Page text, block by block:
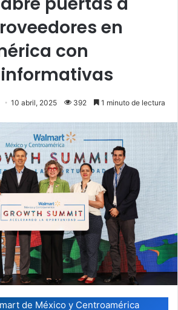
en
con
10 abril, 2025 392 1 minuto de lectura
de México y Centroamérica